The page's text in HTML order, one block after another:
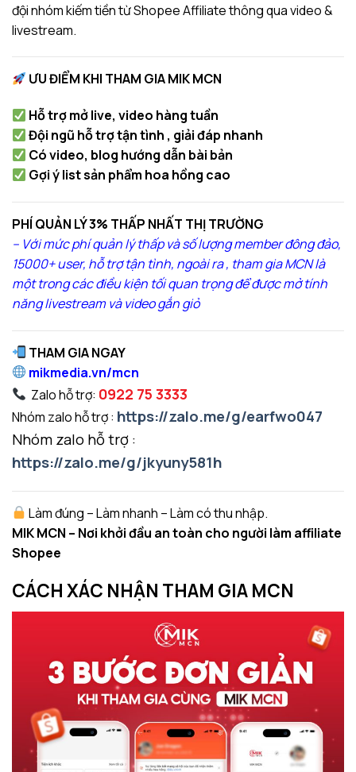
đội nhóm kiếm tiền từ Shopee Affiliate thông qua video &
livestream.
ƯU ĐIỂM KHI THAM GIA MIK MCN
Hỗ trợ mở live, video hàng tuần
Đội ngũ hỗ trợ tận tình , giải đáp nhanh
Có video, blog hướng dẫn bài bản
Gợi ý list sản phẩm hoa hồng cao
PHÍ QUẢN LÝ 3% THẤP NHẤT THỊ TRƯỜNG
– Với mức phí quản lý thấp và số lượng member đông đảo,
15000+ user, hỗ trợ tận tình, ngoài ra , tham gia MCN là
một trong các điều kiện tối quan trọng để được mở tính
năng livestream và video gắn giỏ
THAM GIA NGAY
mikmedia.vn/mcn
Zalo hỗ trợ: 0922 75 3333
Nhóm zalo hỗ trợ : https://zalo.me/g/earfwo047
Nhóm zalo hỗ trợ :
https://zalo.me/g/jkyuny581h
Làm đúng – Làm nhanh – Làm có thu nhập.
MIK MCN – Nơi khởi đầu an toàn cho người làm affiliate
Shopee
CÁCH XÁC NHẬN THAM GIA MCN